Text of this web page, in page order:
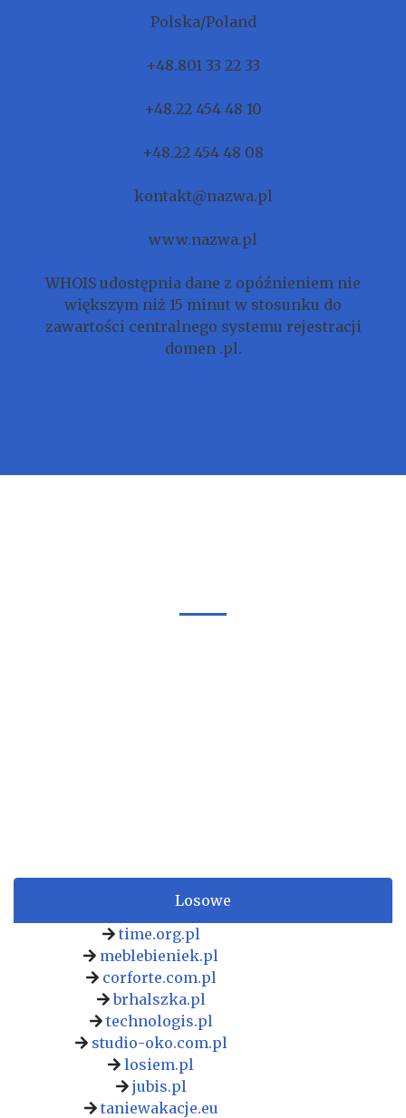
Polska/Poland
+48.801 33 22 33
+48.22 454 48 10
+48.22 454 48 08
kontakt@nazwa.pl
www.nazwa.pl
WHOIS udostępnia dane z opóźnieniem nie
większym niż 15 minut w stosunku do
zawartości centralnego systemu rejestracji
domen .pl.
Losowe
time.org.pl
meblebieniek.pl
corforte.com.pl
brhalszka.pl
technologis.pl
studio-oko.com.pl
losiem.pl
jubis.pl
taniewakacje.eu